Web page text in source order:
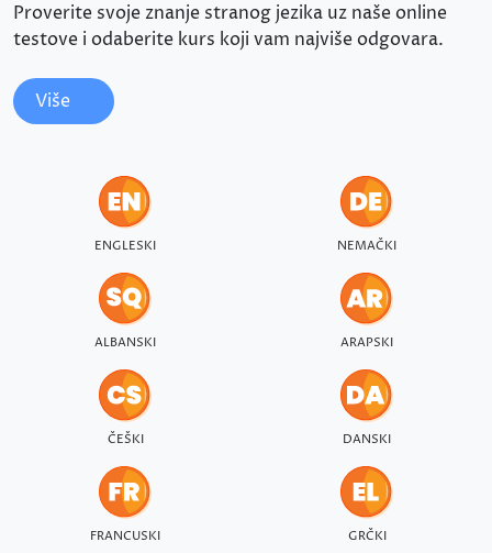
ENGLESKI NEMAČKI
ALBANSKI ARAPSKI
ČEŠKI DANSKI
FRANCUSKI GRČKI
Proverite svoje znanje stranog jezika uz naše online
testove i odaberite kurs koji vam najviše odgovara.
Više